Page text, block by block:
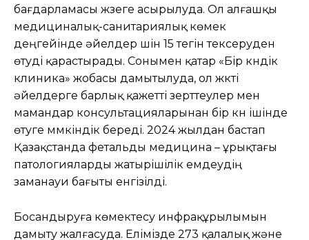
бағдарламасы жүзеге асырылуда. Ол алғашқы
медициналық-санитариялық көмек
деңгейінде әйелдер үшін 15 тегін тексеруден
өтуді қарастырады. Сонымен қатар «Бір күндік
клиника» жобасы дамытылуда, ол жүкті
әйелдерге барлық қажетті зерттеулер мен
мамандар консультацияларынан бір күн ішінде
өтуге мүмкіндік береді. 2024 жылдан бастап
Қазақстанда фетальды медицина – ұрықтағы
патологияларды жатырішілік емдеудің
заманауи бағыты енгізілді.
Босандыруға көмектесу инфрақұрылымын
дамыту жалғасуда. Елімізде 273 қалалық және